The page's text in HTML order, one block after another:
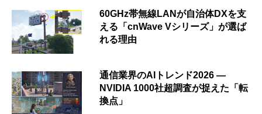
60GHz帯無線LANが自治体DXを支
える「cnWave Vシリーズ」が選ば
れる理由
通信業界のAIトレンド2026 ―
NVIDIA 1000社超調査が捉えた「転
換点」